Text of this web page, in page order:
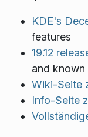
KDE's
features
19.12
and known
Wiki-Seite
Info-Seite